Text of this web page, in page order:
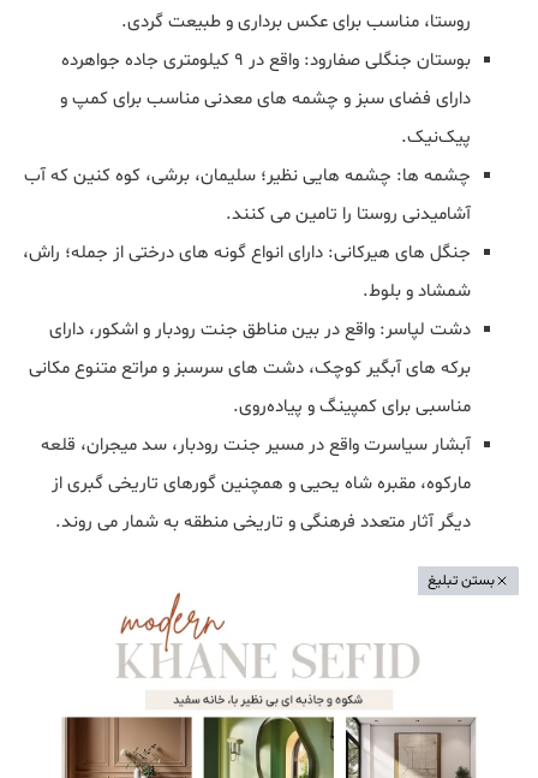
روستا، مناسب برای عکس‌ برداری و طبیعت‌ گردی.
بوستان جنگلی صفارود: واقع در ۹ کیلومتری جاده جواهرده
دارای فضای سبز و چشمه‌ های معدنی مناسب برای کمپ و
پیک‌نیک.
چشمه‌ ها: چشمه‌ هایی نظیر؛ سلیمان، برشی، کوه‌ کنین که آب
آشامیدنی روستا را تامین می کنند.
جنگل‌ های هیرکانی: دارای انواع گونه‌ های درختی از جمله؛ راش،
شمشاد و بلوط.
دشت لپاسر: واقع در بین مناطق جنت رودبار و اشکور، دارای
برکه‌ های آبگیر کوچک، دشت‌ های سرسبز و مراتع متنوع مکانی
مناسبی برای کمپینگ و پیاده‌روی.
آبشار سیاسرت واقع در مسیر جنت‌ رودبار، سد میجران، قلعه
مارکوه، مقبره شاه یحیی و همچنین گورهای تاریخی گبری از
دیگر آثار متعدد فرهنگی و تاریخی منطقه به شمار می روند.
بستن تبلیغ